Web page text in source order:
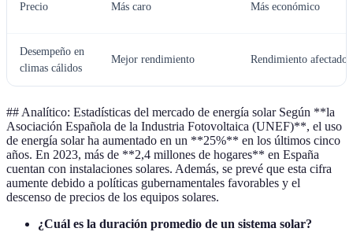
Precio Más caro Más económico
Desempeño en
climas cálidos
Mejor rendimiento Rendimiento afectado
## Analítico: Estadísticas del mercado de energía solar Según **la
Asociación Española de la Industria Fotovoltaica (UNEF)**, el uso
de energía solar ha aumentado en un **25%** en los últimos cinco
años. En 2023, más de **2,4 millones de hogares** en España
cuentan con instalaciones solares. Además, se prevé que esta cifra
aumente debido a políticas gubernamentales favorables y el
descenso de precios de los equipos solares.
¿Cuál es la duración promedio de un sistema solar?